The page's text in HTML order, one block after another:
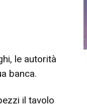
le autorità
banca.
il tavolo